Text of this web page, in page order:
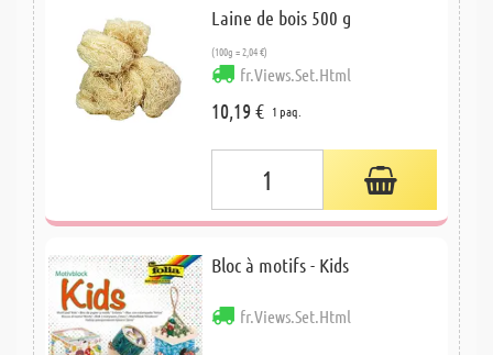
Laine de bois 500 g
(100g = 2,04 €)
fr.Views.Set.Html
10,19 € 1 paq.
Bloc à motifs - Kids
fr.Views.Set.Html